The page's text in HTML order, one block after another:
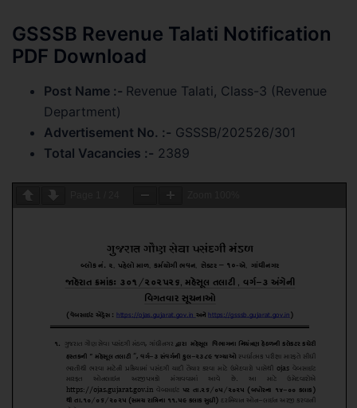
GSSSB Revenue Talati Notification
PDF Download
Post Name :- Revenue Talati, Class-3 (Revenue
Department)
Advertisement No. :- GSSSB/202526/301
Total Vacancies :- 2389